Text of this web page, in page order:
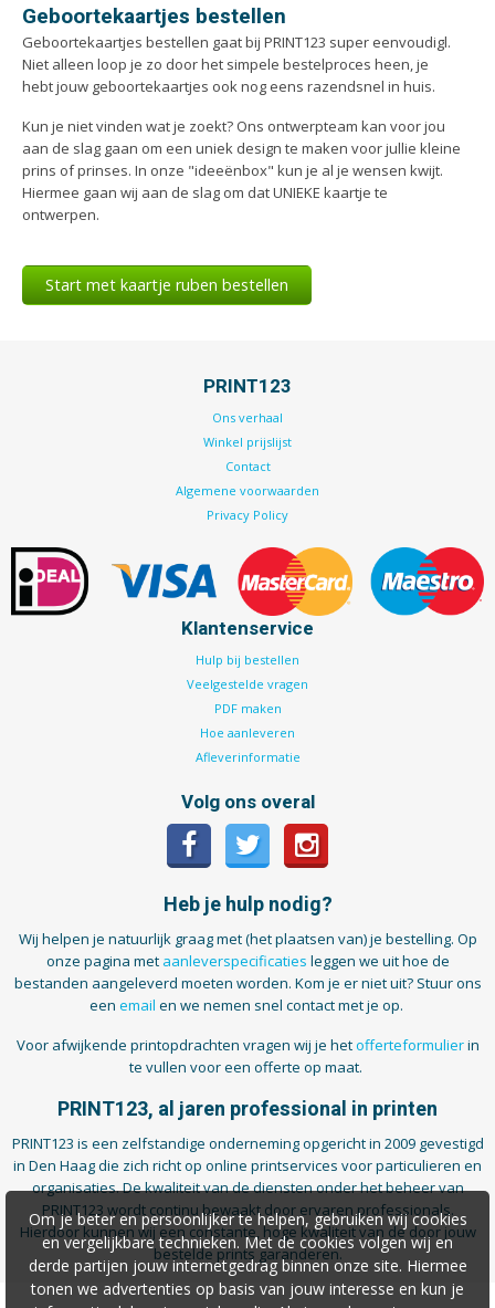
Geboortekaartjes bestellen
Geboortekaartjes bestellen gaat bij PRINT123 super eenvoudigl.
Niet alleen loop je zo door het simpele bestelproces heen, je
hebt jouw geboortekaartjes ook nog eens razendsnel in huis.
Kun je niet vinden wat je zoekt? Ons ontwerpteam kan voor jou
aan de slag gaan om een uniek design te maken voor jullie kleine
prins of prinses. In onze "ideeënbox" kun je al je wensen kwijt.
Hiermee gaan wij aan de slag om dat UNIEKE kaartje te
ontwerpen.
Start met kaartje ruben bestellen
PRINT123
Ons verhaal
Winkel prijslijst
Contact
Algemene voorwaarden
Privacy Policy
Klantenservice
Hulp bij bestellen
Veelgestelde vragen
PDF maken
Hoe aanleveren
Afleverinformatie
Volg ons overal
Heb je hulp nodig?
Wij helpen je natuurlijk graag met (het plaatsen van) je bestelling. Op
onze pagina met aanleverspecificaties leggen we uit hoe de
bestanden aangeleverd moeten worden. Kom je er niet uit? Stuur ons
een email en we nemen snel contact met je op.
Voor afwijkende printopdrachten vragen wij je hetofferteformulierin
te vullen voor een offerte op maat.
PRINT123, al jaren professional in printen
PRINT123 is een zelfstandige onderneming opgericht in 2009 gevestigd
in Den Haag die zich richt op online printservices voor particulieren en
organisaties. De kwaliteit van de diensten onder het beheer van
PRINT123 wordt continu bewaakt door ervaren professionals.
Hierdoor kunnen wij een constante, hoge kwaliteit van de door jouw
bestelde prints garanderen.
Om je beter en persoonlijker te helpen, gebruiken wij cookies
en vergelijkbare technieken. Met de cookies volgen wij en
derde partijen jouw internetgedrag binnen onze site. Hiermee
tonen we advertenties op basis van jouw interesse en kun je